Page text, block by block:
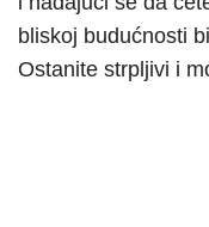
bliskoj budućnosti
Ostanite strpljivi i